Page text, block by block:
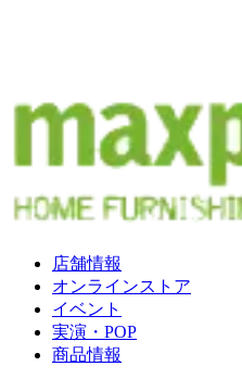
店舗情報
オンラインストア
イベント
実演・POP
商品情報